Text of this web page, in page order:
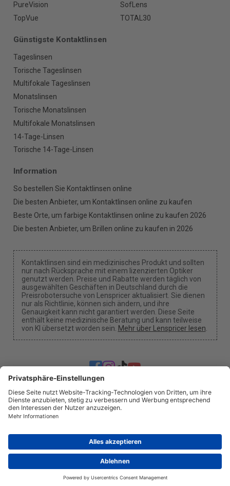
PureVision
SofLens
TopVue
TOTAL30
Günstigste Kontaktlinsen
Tageslinsen
Torische Tageslinsen
Multifokale Tageslinsen
Monatslinsen
Torische Monatslinsen
Multifokale Monatslinsen
14-Tage-Linsen
Torische 14-Tage-Linsen
Information
So bestellen Sie Kontaktlinsen online
Die besten Anbieter, um Kontaktlinsen online zu kaufen
Beste Orte, um farbige Kontaktlinsen online zu kaufen 2026
Die besten Anbieter, um Brillen online zu kaufen in 2026
Kontaktlinsen sind ein medizinisches Produkt und sollten
nur nach Rücksprache mit einem lizenzierten Optiker
genutzt werden. Preise und Rabatte werden täglich von
ausgewählten Geschäften in Deutschland durch die
Preisrobotersuche von Lenspricer aktualisiert. Sie dienen
nur als Richtlinie, können sich ändern, und ihre
Genauigkeit kann nicht garantiert werden. Diese Seite
enthält keine medizinische Beratung und kann teilweise
von KI übersetzt worden sein. Mehr über Lenspricer lesen.
Cookie-Einstellungen
Wir können eine Provision erhalten, wenn du einen
unserer Links verwendest, um einen Kauf zu tätigen.
Über unsNachrichtenInformationDatenschutzImpressum
info@lenspricer.de
DK44428156